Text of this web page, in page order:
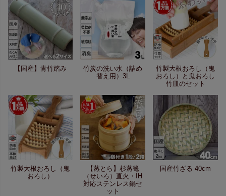
【国産】青竹踏み
竹炭の洗い水（詰め
替え用）3L
竹製大根おろし（鬼
おろし）と鬼おろし
竹皿のセット
竹製大根おろし（鬼
おろし）
【蒸とら】杉蒸篭
（せいろ）直火・IH
対応ステンレス鍋セ
ット
国産竹ざる 40cm